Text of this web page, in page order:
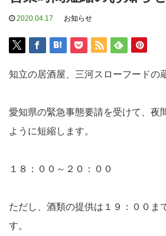
2020.04.17 お知らせ
知立の居酒屋、三河スローフードの
愛知県の緊急事態要請を受けて、夜
ように短縮します。
１８：００～２０：００
ただし、酒類の提供は１９：００ま
す。